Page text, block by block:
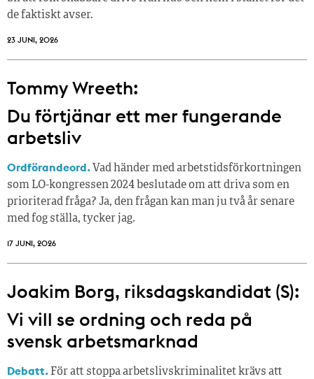
de faktiskt avser.
23 JUNI, 2026
Tommy Wreeth:
Du förtjänar ett mer fungerande
arbetsliv
Ordförandeord. Vad händer med arbetstidsförkortningen
som LO-kongressen 2024 beslutade om att driva som en
prioriterad fråga? Ja, den frågan kan man ju två år senare
med fog ställa, tycker jag.
17 JUNI, 2026
Joakim Borg, riksdagskandidat (S):
Vi vill se ordning och reda på
svensk arbetsmarknad
Debatt. För att stoppa arbetslivskriminalitet krävs att